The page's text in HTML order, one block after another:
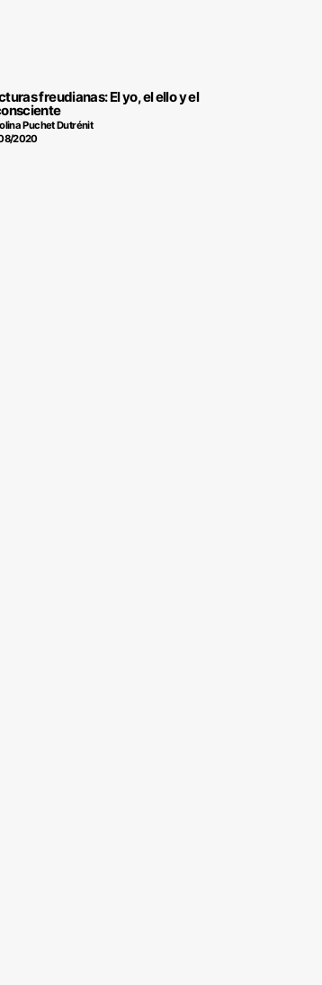
freudianas: El yo, el ello y el
Puchet Dutrénit
2020